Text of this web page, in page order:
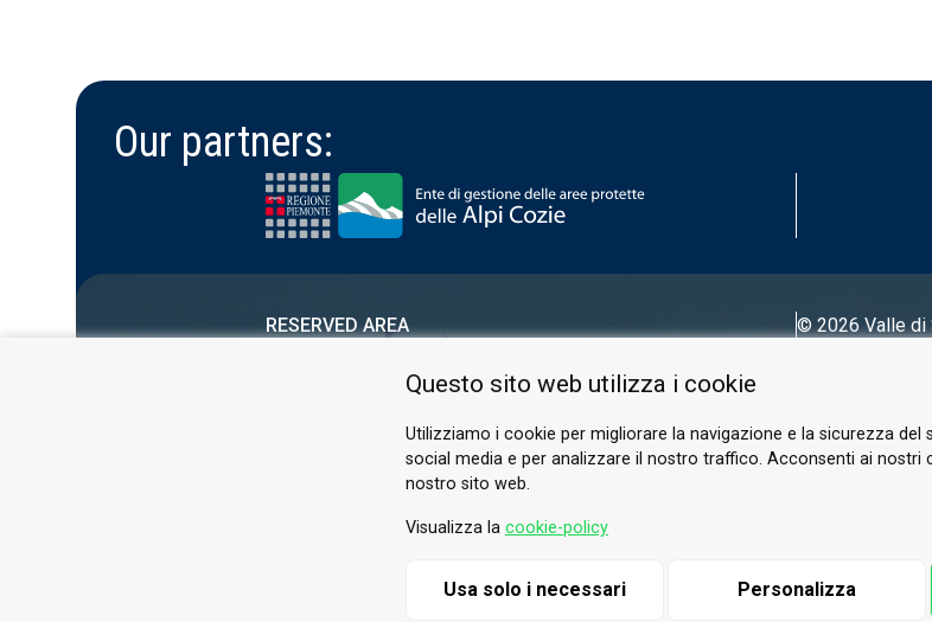
Our partners:
RESERVED AREA
© 2026 Valle di
Questo sito web utilizza i cookie
Utilizziamo i cookie per migliorare la navigazione e la sicurezza
social media e per analizzare il nostro traffico. Acconsenti ai nostri
nostro sito web.
Visualizza la cookie-policy
Usa solo i necessari Personalizza